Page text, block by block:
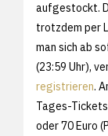
aufgestockt.
trotzdem per
man sich ab
(23:59 Uhr),
registrieren.
Tages-
oder 70 Euro